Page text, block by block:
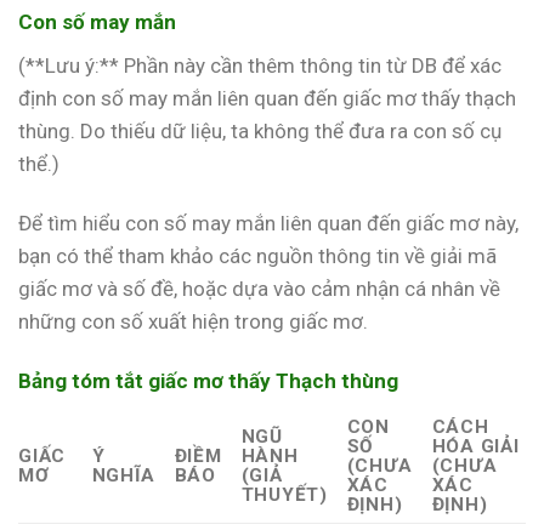
Con số may mắn
(**Lưu ý:** Phần này cần thêm thông tin từ DB để xác
định con số may mắn liên quan đến giấc mơ thấy thạch
thùng. Do thiếu dữ liệu, ta không thể đưa ra con số cụ
thể.)
Để tìm hiểu con số may mắn liên quan đến giấc mơ này,
bạn có thể tham khảo các nguồn thông tin về giải mã
giấc mơ và số đề, hoặc dựa vào cảm nhận cá nhân về
những con số xuất hiện trong giấc mơ.
Bảng tóm tắt giấc mơ thấy Thạch thùng
GIẤC
MƠ
Ý
NGHĨA
ĐIỀM
BÁO
NGŨ
HÀNH
(GIẢ
THUYẾT)
CON
SỐ
(CHƯA
XÁC
ĐỊNH)
CÁCH
HÓA GIẢI
(CHƯA
XÁC
ĐỊNH)